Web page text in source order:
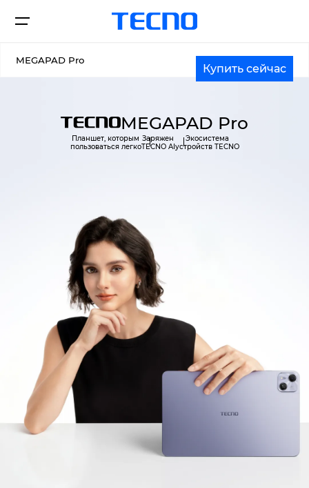
SPARK
POP
Все модели Сравнить модели
MEGABOOK K серия
MEGABOOK S серия
MEGA MINI
Аксессуары
Где купить
О нас
MEGAPAD Pro
Купить сейчас
MEGAPAD Pro
Планшет, которым
пользоваться легко
Заряжен
TECNO AI
Экосистема
устройств TECNO